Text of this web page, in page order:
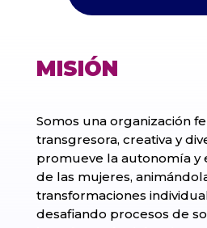
MISIÓN
Somos una organización
transgresora, creativa y
promueve la autonomía y
de las mujeres,
transformaciones
desafiando procesos de